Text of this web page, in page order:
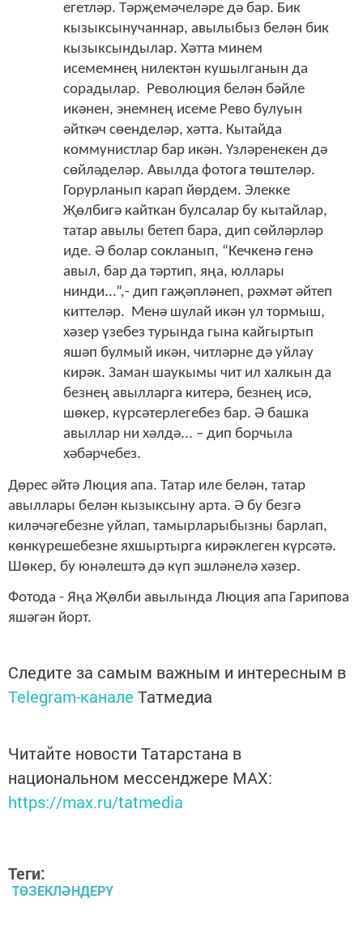
егетләр. Тәрҗемәчеләре дә бар. Бик
кызыксынучаннар, авылыбыз белән бик
кызыксындылар. Хәтта минем
исемемнең нилектән кушылганын да
сорадылар. Революция белән бәйле
икәнен, энемнең исеме Рево булуын
әйткәч сөенделәр, хәтта. Кытайда
коммунистлар бар икән. Үзләренекен дә
сөйләделәр. Авылда фотога төштеләр.
Горурланып карап йөрдем. Элекке
Җөлбигә кайткан булсалар бу кытайлар,
татар авылы бетеп бара, дип сөйләрләр
иде. Ә болар сокланып, “Кечкенә генә
авыл, бар да тәртип, яңа, юллары
нинди...”,- дип гаҗәпләнеп, рәхмәт әйтеп
киттеләр. Менә шулай икән ул тормыш,
хәзер үзебез турында гына кайгыртып
яшәп булмый икән, читләрне дә уйлау
кирәк. Заман шаукымы чит ил халкын да
безнең авылларга китерә, безнең исә,
шөкер, күрсәтерлегебез бар. Ә башка
авыллар ни хәлдә... – дип борчыла
хәбәрчебез.
Дөрес әйтә Люция апа. Татар иле белән, татар
авыллары белән кызыксыну арта. Ә бу безгә
киләчәгебезне уйлап, тамырларыбызны барлап,
көнкүрешебезне яхшыртырга кирәклеген күрсәтә.
Шөкер, бу юнәлештә дә күп эшләнелә хәзер.
Фотода - Яңа Җөлби авылында Люция апа Гарипова
яшәгән йорт.
Следите за самым важным и интересным в
Telegram-канале Татмедиа
Читайте новости Татарстана в
национальном мессенджере MАХ:
https://max.ru/tatmedia
Теги:
ТӨЗЕКЛӘНДЕРҮ